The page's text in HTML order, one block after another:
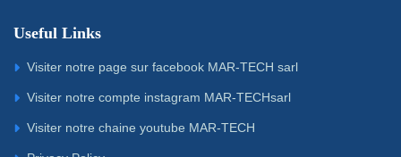
Useful Links
Visiter notre page sur facebook MAR-TECH sarl
Visiter notre compte instagram MAR-TECHsarl
Visiter notre chaine youtube MAR-TECH